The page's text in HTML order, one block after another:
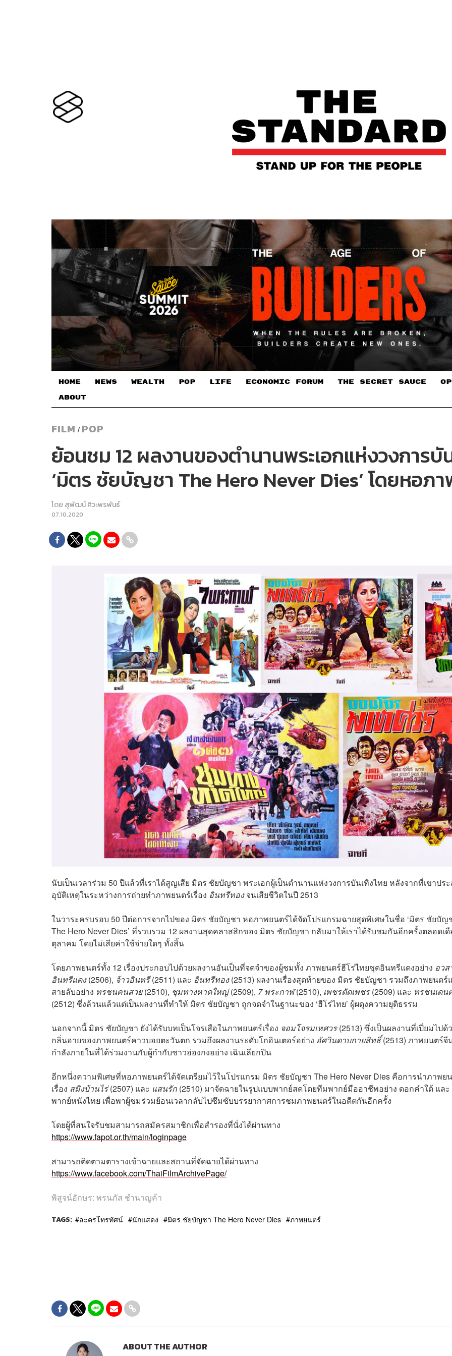
HOME NEWS WEALTH POP LIFE ECONOMIC FORUM THE SECRET SAUCE​
ABOUT
FILM / POP
ย้อนชม 12 ผลงานของตำนานพระเอกแห่งวงการบั
‘มิตร ชัยบัญชา The Hero Never Dies’ โดยหอภ
โดย สุพัฒน์ ศิวะพรพันธ์
07.10.2020
นับเป็นเวลาร่วม 50 ปีแล้วที่เราได้สูญเสีย มิตร ชัยบัญชา พระเอกผู้เป็นตำนานแห่งวงการบันเทิงไทย หลังจากที่เขาปร
อุบัติเหตุในระหว่างการถ่ายทำภาพยนตร์เรื่อง อินทรีทองจนเสียชีวิตในปี 2513
ในวาระครบรอบ 50 ปีต่อการจากไปของ มิตร ชัยบัญชา หอภาพยนตร์ได้จัดโปรแกรมฉายสุดพิเศษในชื่อ ‘มิตร ชัยบัญ
The Hero Never Dies’ ที่รวบรวม 12 ผลงานสุดคลาสสิกของ มิตร ชัยบัญชา กลับมาให้เราได้รับชมกันอีกครั้งตลอดเ
ตุลาคม โดยไม่เสียค่าใช้จ่ายใดๆ ทั้งสิ้น
โดยภาพยนตร์ทั้ง 12 เรื่องประกอบไปด้วยผลงานอันเป็นที่จดจำของผู้ชมทั้ง ภาพยนตร์ฮีโร่ไทยชุดอินทรีแดงอย่าง อวส
อินทรีแดง(2506), จ้าวอินทรี(2511) และ อินทรีทอง(2513) ผลงานเรื่องสุดท้ายของ มิตร ชัยบัญชา รวมถึงภาพยนตร์
สายลับอย่าง ทรชนคนสวย(2510), ชุมทางหาดใหญ่(2509), 7 พระกาฬ(2510), เพชรตัดเพชร(2509) และ ทรชนเดน
(2512) ซึ่งล้วนแล้วแต่เป็นผลงานที่ทำให้ มิตร ชัยบัญชา ถูกจดจำในฐานะของ ‘ฮีโร่ไทย’ ผู้ผดุงความยุติธรรม
นอกจากนี้ มิตร ชัยบัญชา ยังได้รับบทเป็นโจรเสือในภาพยนตร์เรื่อง จอมโจรมเหศวร(2513) ซึ่งเป็นผลงานที่เปี่ยมไปด้
กลิ่นอายของภาพยนตร์คาวบอยตะวันตก รวมถึงผลงานระดับโกอินเตอร์อย่าง อัศวินดาบกายสิทธิ์(2513) ภาพยนตร์จี
กำลังภายในที่ได้ร่วมงานกับผู้กำกับชาวฮ่องกงอย่าง เฉินเลียกปิน
อีกหนึ่งความพิเศษที่หอภาพยนตร์ได้จัดเตรียมไว้ในโปรแกรม มิตร ชัยบัญชา The Hero Never Dies คือการนำภาพย
เรื่อง สมิงบ้านไร่(2507) และ แสนรัก (2510) มาจัดฉายในรูปแบบพากย์สดโดยทีมพากย์มืออาชีพอย่าง ดอกคำใต้ และ
พากย์หนังไทย เพื่อพาผู้ชมร่วมย้อนเวลากลับไปซึมซับบรรยากาศการชมภาพยนตร์ในอดีตกันอีกครั้ง
โดยผู้ที่สนใจรับชมสามารถสมัครสมาชิกเพื่อสำรองที่นั่งได้ผ่านทาง
https://www.fapot.or.th/main/loginpage
สามารถติดตามตารางเข้าฉายและสถานที่จัดฉายได้ผ่านทาง
https://www.facebook.com/ThaiFilmArchivePage/
พิสูจน์อักษร: พรนภัส ชำนาญค้า
TAGS: ละครโทรทัศน์ นักแสดง มิตร ชัยบัญชา The Hero Never Dies ภาพยนตร์
ABOUT THE AUTHOR